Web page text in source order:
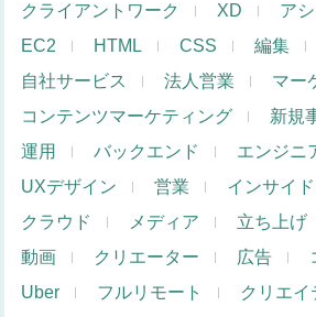
クライアントワーク
XD ア
EC2
HTML CSS 編集
自社サービス
法人営業 マー
コンテンツマーケティング
新規
運用
バックエンド エンジニ
UXデザイン
営業 インサイ
クラウド
メディア 立ち上げ
動画
クリエーター 広告
Uber
フルリモート クリエイ